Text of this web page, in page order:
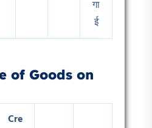
गा
ई
of Goods on
Cre